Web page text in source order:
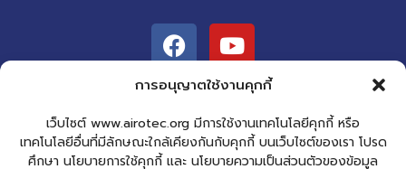
การอนุญาตใช้งานคุกกี้
เว็บไซต์ www.airotec.org มีการใช้งานเทคโนโลยีคุกกี้ หรือ
เทคโนโลยีอื่นที่มีลักษณะใกล้เคียงกันกับคุกกี้ บนเว็บไซต์ของเรา โปรด
ศึกษา นโยบายการใช้คุกกี้ และ นโยบายความเป็นส่วนตัวของข้อมูล
F
a
c
e
b
o
Y
o
u
t
u
b
ที่อยู่:
ห้อง 27141, 27142 ชั้น 14 อาคารราชภัฏ